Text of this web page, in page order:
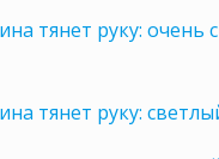
тянет руку: очень
тянет руку: